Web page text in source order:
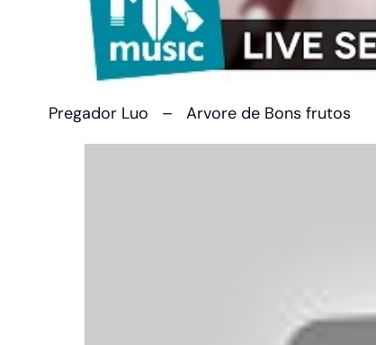
Pregador Luo – Arvore de Bons frutos